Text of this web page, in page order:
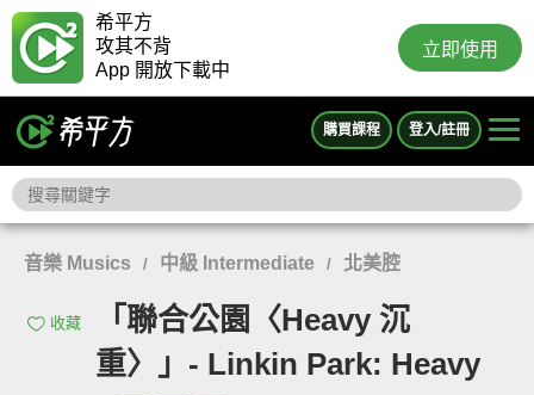
希平方
攻其不背
App 開放下載中
立即使用
購買課程 登入/註冊
音樂 Musics / 中級 Intermediate / 北美腔
收藏
「聯合公園〈Heavy 沉
重〉」- Linkin Park: Heavy